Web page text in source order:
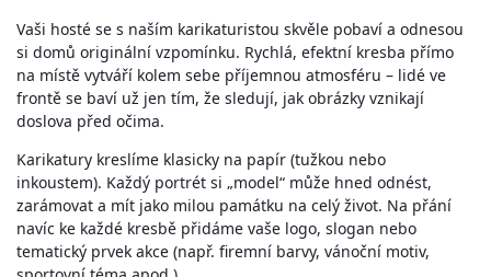
Vaši hosté se s naším karikaturistou skvěle pobaví a odnesou
si domů originální vzpomínku. Rychlá, efektní kresba přímo
na místě vytváří kolem sebe příjemnou atmosféru – lidé ve
frontě se baví už jen tím, že sledují, jak obrázky vznikají
doslova před očima.
Karikatury kreslíme klasicky na papír (tužkou nebo
inkoustem). Každý portrét si „model“ může hned odnést,
zarámovat a mít jako milou památku na celý život. Na přání
navíc ke každé kresbě přidáme vaše logo, slogan nebo
tematický prvek akce (např. firemní barvy, vánoční motiv,